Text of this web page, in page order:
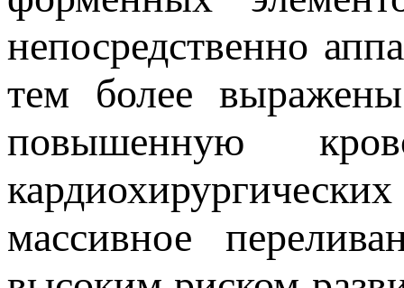
непосредственно
тем более
повышенную
массивное